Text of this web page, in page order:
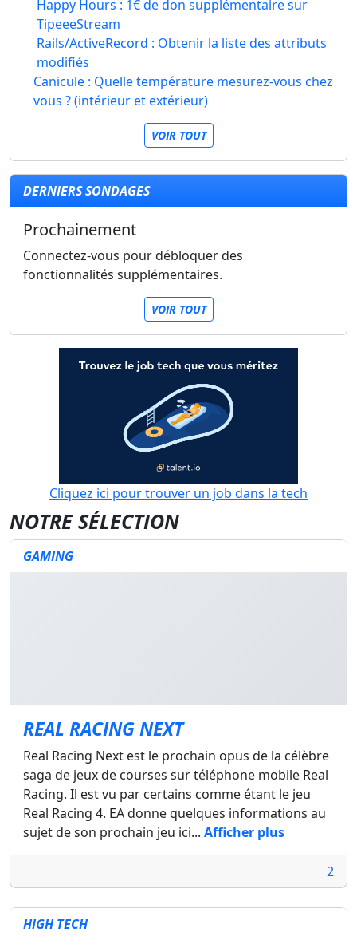
Happy Hours : 1€ de don supplémentaire sur
TipeeeStream
Rails/ActiveRecord : Obtenir la liste des attributs
modifiés
Canicule : Quelle température mesurez-vous chez
vous ? (intérieur et extérieur)
VOIR TOUT
DERNIERS SONDAGES
Prochainement
Connectez-vous pour débloquer des
fonctionnalités supplémentaires.
VOIR TOUT
Cliquez ici pour trouver un job dans la tech
NOTRE SÉLECTION
GAMING
REAL RACING NEXT
Real Racing Next est le prochain opus de la célèbre
saga de jeux de courses sur téléphone mobile Real
Racing. Il est vu par certains comme étant le jeu
Real Racing 4. EA donne quelques informations au
sujet de son prochain jeu ici... Afficher plus
2
HIGH TECH